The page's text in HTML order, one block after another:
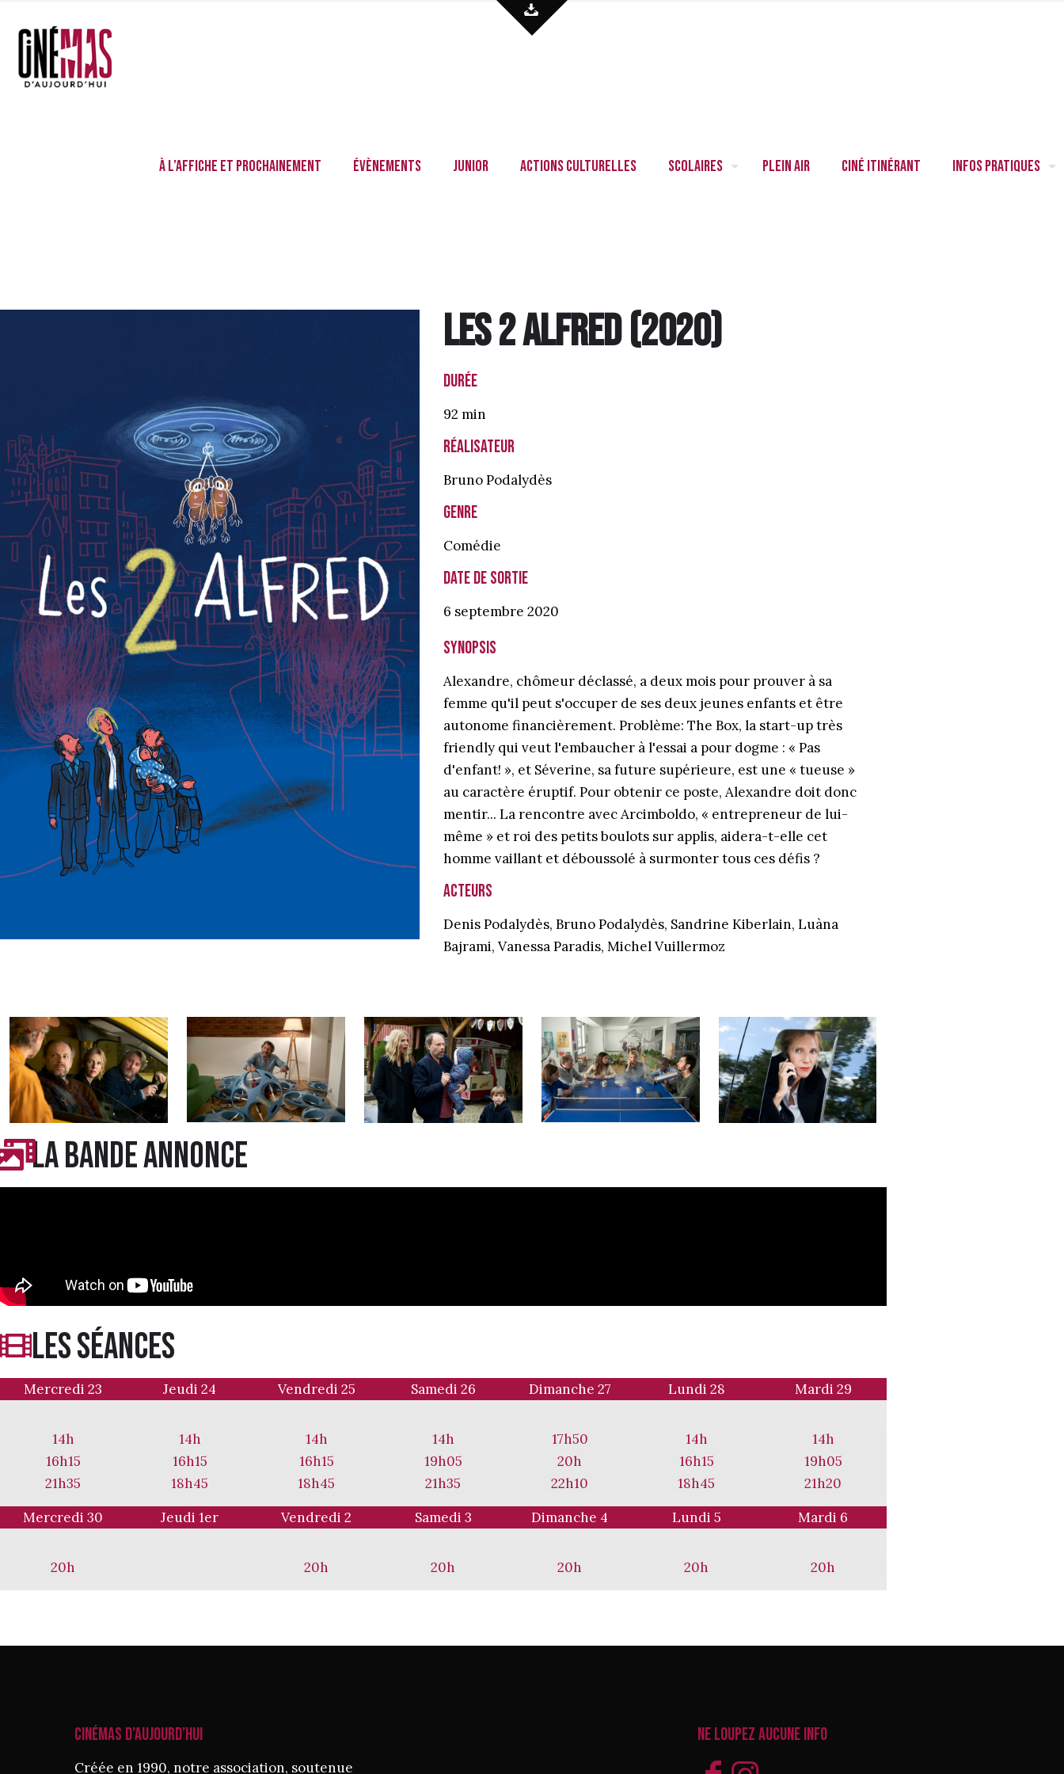
À l’affiche et prochainement Évènements Junior Actions culturelles Scolaires Plein air Ciné itinérant Infos pratiques
Les 2 Alfred(2020)
Durée
92 min
Réalisateur
Bruno Podalydès
Genre
Comédie
Date de sortie
6 septembre 2020
Synopsis
Alexandre, chômeur déclassé, a deux mois pour prouver à sa
femme qu'il peut s'occuper de ses deux jeunes enfants et être
autonome financièrement. Problème: The Box, la start-up très
friendly qui veut l'embaucher à l'essai a pour dogme : « Pas
d'enfant! », et Séverine, sa future supérieure, est une « tueuse »
au caractère éruptif. Pour obtenir ce poste, Alexandre doit donc
mentir... La rencontre avec Arcimboldo, « entrepreneur de lui-
même » et roi des petits boulots sur applis, aidera-t-elle cet
homme vaillant et déboussolé à surmonter tous ces défis ?
Acteurs
Denis Podalydès, Bruno Podalydès, Sandrine Kiberlain, Luàna
Bajrami, Vanessa Paradis, Michel Vuillermoz
LA BANDE ANNONCE
LES séances
Mercredi 23
14h
16h15
21h35
Jeudi 24
14h
16h15
18h45
Vendredi 25
14h
16h15
18h45
Samedi 26
14h
19h05
21h35
Dimanche 27
17h50
20h
22h10
Lundi 28
14h
16h15
18h45
Mardi 29
14h
19h05
21h20
Mercredi 30
20h
Jeudi 1er Vendredi 2
20h
Samedi 3
20h
Dimanche 4
20h
Lundi 5
20h
Mardi 6
20h
CINÉMAS D’AUJOURD’HUI
Créée en 1990, notre association, soutenue
Ne loupez aucune info